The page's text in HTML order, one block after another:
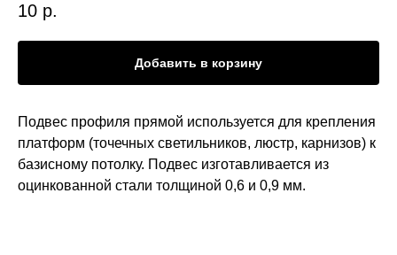
10 р.
Добавить в корзину
Подвес профиля прямой используется для крепления
платформ (точечных светильников, люстр, карнизов) к
базисному потолку. Подвес изготавливается из
оцинкованной стали толщиной 0,6 и 0,9 мм.